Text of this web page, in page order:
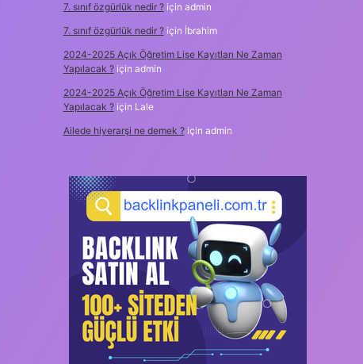
7. sınıf özgürlük nedir ?için admin
7. sınıf özgürlük nedir ?için İbrahim
2024-2025 Açık Öğretim Lise Kayıtları Ne Zaman
Yapılacak ?için admin
2024-2025 Açık Öğretim Lise Kayıtları Ne Zaman
Yapılacak ?için Lale
Ailede hiyerarşi ne demek ?için admin